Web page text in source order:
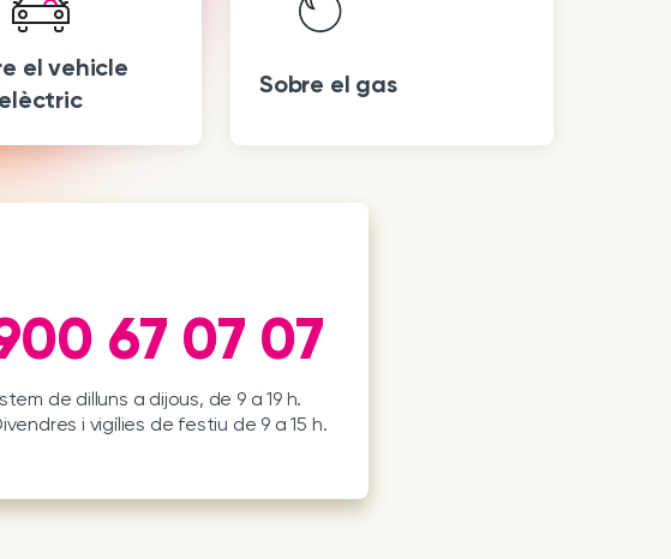
el vehicle
elèctric
Sobre el gas
67 07 07
de dilluns a dijous, de 9 a 19 h.
i vigílies de festiu de 9 a 15 h.